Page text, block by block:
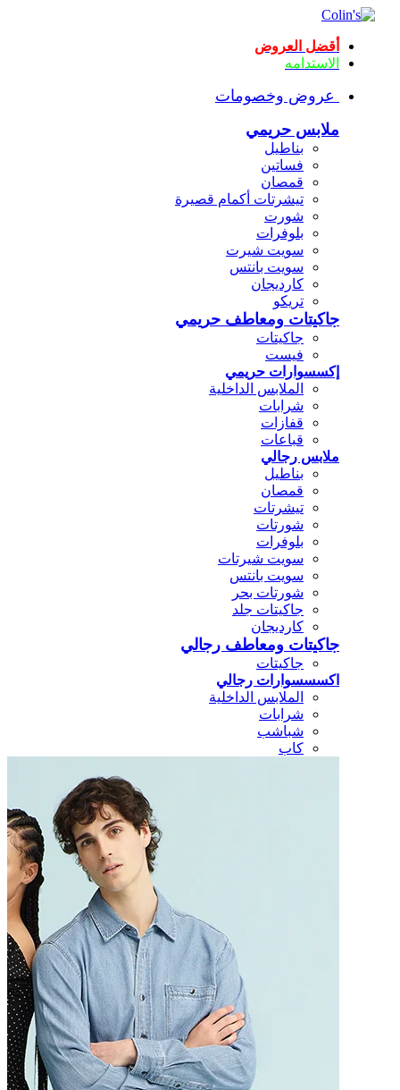
أقضل العروض
الاستدامه
عروض وخصومات
ملابس حريمي
بناطيل
فساتين
قمصان
تيشرتات أكمام قصيرة
شورت
بلوفرات
سويت شيرت
سويت بانتس
كارديجان
تريكو
جاكيتات ومعاطف حريمي
جاكيتات
فيست
إكسسوارات حريمي
الملابس الداخلية
شرابات
قفازات
قباعات
ملابس رجالي
بناطيل
قمصان
تيشرتات
شورتات
بلوفرات
سويت شيرتات
سويت بانتس
شورتات بحر
جاكيتات جلد
كارديجان
جاكيتات ومعاطف رجالي
جاكيتات
اكسسسوارات رجالي
الملابس الداخلية
شرابات
شباشب
كاب